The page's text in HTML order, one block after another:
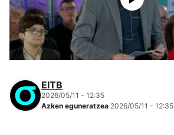
EITB
2026/05/11 - 12:35
Azken eguneratzea 2026/05/11 - 12:35